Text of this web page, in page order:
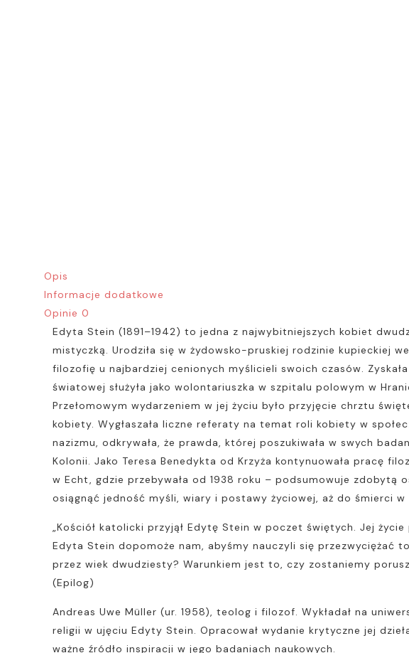
Opis
Informacje dodatkowe
Opinie 0
Edyta Stein (1891–1942) to jedna z najwybitniejszych kobiet
mistyczką. Urodziła się w żydowsko-pruskiej rodzinie kupieckiej
filozofię u najbardziej cenionych myślicieli swoich czasów.
światowej służyła jako wolontariuszka w szpitalu polowym w
Przełomowym wydarzeniem w jej życiu było przyjęcie chrztu
kobiety. Wygłaszała liczne referaty na temat roli kobiety w
nazizmu, odkrywała, że prawda, której poszukiwała w swych
Kolonii. Jako Teresa Benedykta od Krzyża kontynuowała pracę
w Echt, gdzie przebywała od 1938 roku – podsumowuje zdobytą
osiągnąć jedność myśli, wiary i postawy życiowej, aż do śmierci
„Kościół katolicki przyjął Edytę Stein w poczet świętych. Jej
Edyta Stein dopomoże nam, abyśmy nauczyli się przezwyciężać
przez wiek dwudziesty? Warunkiem jest to, czy zostaniemy
(Epilog)
Andreas Uwe Müller (ur. 1958), teolog i filozof. Wykładał na
religii w ujęciu Edyty Stein. Opracował wydanie krytyczne jej
ważne źródło inspiracji w jego badaniach naukowych.